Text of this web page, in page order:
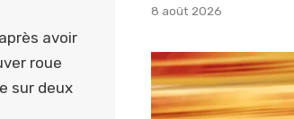
avoir
roue
sur deux
8 août 2026